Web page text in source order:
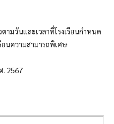
ามวันและเวลาที่โรงเรียนกำหนด
ยนความสามารถพิเศษ
2567